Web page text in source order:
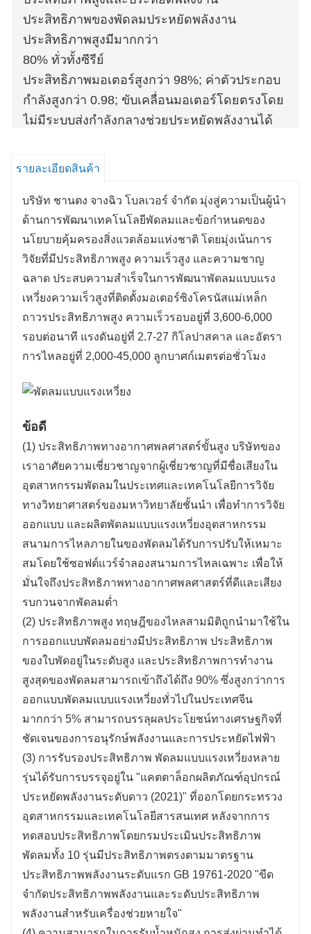
ประสิทธิภาพของพัดลมประหยัดพลังงาน
ประสิทธิภาพสูงมีมากกว่า
80% ทั่วทั้งซีรีย์
ประสิทธิภาพมอเตอร์สูงกว่า 98%; ค่าตัวประกอบ
กำลังสูงกว่า 0.98; ขับเคลื่อนมอเตอร์โดยตรงโดย
ไม่มีระบบส่งกำลังกลางช่วยประหยัดพลังงานได้
รายละเอียดสินค้า
บริษัท ชานตง จางฉิว โบลเวอร์ จำกัด มุ่งสู่ความเป็นผู้นำ
ด้านการพัฒนาเทคโนโลยีพัดลมและข้อกำหนดของ
นโยบายคุ้มครองสิ่งแวดล้อมแห่งชาติ โดยมุ่งเน้นการ
วิจัยที่มีประสิทธิภาพสูง ความเร็วสูง และความชาญ
ฉลาด ประสบความสำเร็จในการพัฒนาพัดลมแบบแรง
เหวี่ยงความเร็วสูงที่ติดตั้งมอเตอร์ซิงโครนัสแม่เหล็ก
ถาวรประสิทธิภาพสูง ความเร็วรอบอยู่ที่ 3,600-6,000
รอบต่อนาที แรงดันอยู่ที่ 2.7-27 กิโลปาสคาล และอัตรา
การไหลอยู่ที่ 2,000-45,000 ลูกบาศก์เมตรต่อชั่วโมง
ข้อดี
(1) ประสิทธิภาพทางอากาศพลศาสตร์ขั้นสูง บริษัทของ
เราอาศัยความเชี่ยวชาญจากผู้เชี่ยวชาญที่มีชื่อเสียงใน
อุตสาหกรรมพัดลมในประเทศและเทคโนโลยีการวิจัย
ทางวิทยาศาสตร์ของมหาวิทยาลัยชั้นนำ เพื่อทำการวิจัย
ออกแบบ และผลิตพัดลมแบบแรงเหวี่ยงอุตสาหกรรม
สนามการไหลภายในของพัดลมได้รับการปรับให้เหมาะ
สมโดยใช้ซอฟต์แวร์จำลองสนามการไหลเฉพาะ เพื่อให้
มั่นใจถึงประสิทธิภาพทางอากาศพลศาสตร์ที่ดีและเสียง
รบกวนจากพัดลมต่ำ
(2) ประสิทธิภาพสูง ทฤษฎีของไหลสามมิติถูกนำมาใช้ใน
การออกแบบพัดลมอย่างมีประสิทธิภาพ ประสิทธิภาพ
ของใบพัดอยู่ในระดับสูง และประสิทธิภาพการทำงาน
สูงสุดของพัดลมสามารถเข้าถึงได้ถึง 90% ซึ่งสูงกว่าการ
ออกแบบพัดลมแบบแรงเหวี่ยงทั่วไปในประเทศจีน
มากกว่า 5% สามารถบรรลุผลประโยชน์ทางเศรษฐกิจที่
ชัดเจนของการอนุรักษ์พลังงานและการประหยัดไฟฟ้า
(3) การรับรองประสิทธิภาพ พัดลมแบบแรงเหวี่ยงหลาย
รุ่นได้รับการบรรจุอยู่ใน "แคตตาล็อกผลิตภัณฑ์อุปกรณ์
ประหยัดพลังงานระดับดาว (2021)" ที่ออกโดยกระทรวง
อุตสาหกรรมและเทคโนโลยีสารสนเทศ หลังจากการ
ทดสอบประสิทธิภาพโดยกรมประเมินประสิทธิภาพ
พัดลมทั้ง 10 รุ่นมีประสิทธิภาพตรงตามมาตรฐาน
ประสิทธิภาพพลังงานระดับแรก GB 19761-2020 "ขีด
จำกัดประสิทธิภาพพลังงานและระดับประสิทธิภาพ
พลังงานสำหรับเครื่องช่วยหายใจ"